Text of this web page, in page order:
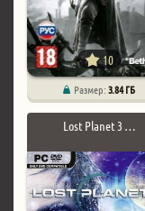
10
Размер:3.84 ГБ
Lost Planet 3 …